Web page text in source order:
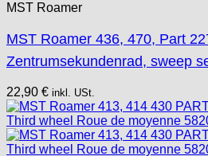
MST Roamer
MST Roamer 436, 470, Part
Zentrumsekundenrad, sweep
22,90 € inkl. USt.